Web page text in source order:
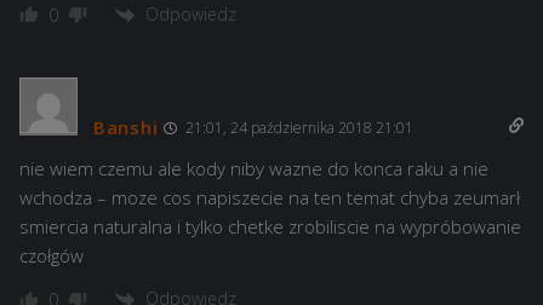
0 Odpowiedz
Banshi 21:01, 24 października 2018 21:01
nie wiem czemu ale kody niby wazne do konca raku a nie
wchodza – moze cos napiszecie na ten temat chyba zeumarł
smiercia naturalna i tylko chetke zrobiliscie na wypróbowanie
czołgów
0 Odpowiedz